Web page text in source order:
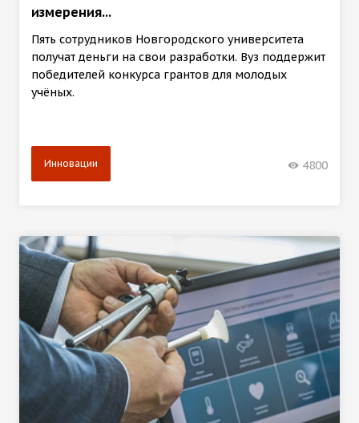
измерения...
Пять сотрудников Новгородского университета
получат деньги на свои разработки. Вуз поддержит
победителей конкурса грантов для молодых
учёных.
Инновации 4800